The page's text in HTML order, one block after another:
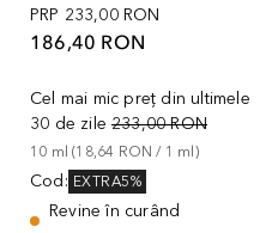
PRP 233,00 RON
186,40 RON
Cel mai mic preț din ultimele
30 de zile 233,00 RON
10 ml (18,64 RON / 1 ml )
Cod : EXTRA5%
Revine în curând